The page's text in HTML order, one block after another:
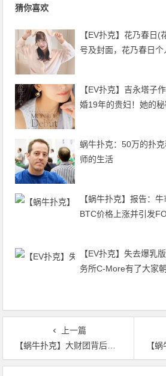
猜你喜欢
【EV扑克】花乃春日
号及封面，花乃春日
【EV扑克】吉永塔子
婚19年的贵妇！她的
蜗牛扑克：50万的扑
师的生活
【蜗牛扑克】报告：
BTC价格上涨并引发
【EV扑克】失去爆乳
务所C-More有了大家
上一篇
【蜗牛扑克】大财团背后的布局：手持20万枚蜗牛的男人如何呼风唤雨？
【蜗牛